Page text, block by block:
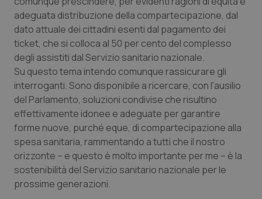
Tiroide
Tumore al seno
Tumore ovarico
Tumori del Polmone & Testa Collo
Tumori gastrointestinali
Ulcera & Reflusso
Vaccini
adeguata distribuzione della compartecipazione, dal
dato attuale dei cittadini esenti dal pagamento dei
ticket, che si colloca al 50 per cento del complesso
degli assistiti dal Servizio sanitario nazionale.
Su questo tema intendo comunque rassicurare gli
interroganti. Sono disponibile a ricercare, con l'ausilio
del Parlamento, soluzioni condivise che risultino
effettivamente idonee e adeguate per garantire
forme nuove, purché eque, di compartecipazione alla
spesa sanitaria, rammentando a tutti che il nostro
orizzonte – e questo è molto importante per me – è la
sostenibilità del Servizio sanitario nazionale per le
prossime generazioni.